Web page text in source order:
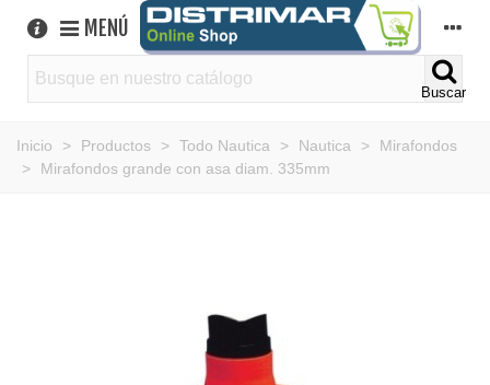
MENÚ
Buscar
Inicio > Productos > Todo Nautica > Nautica >
Mirafondos
>
Mirafondos grande con asa diam. 335mm